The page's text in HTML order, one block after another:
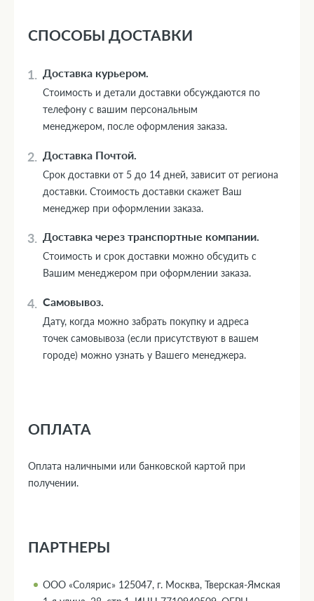
СПОСОБЫ ДОСТАВКИ
Доставка курьером.
Стоимость и детали доставки обсуждаются по
телефону с вашим персональным
менеджером, после оформления заказа.
Доставка Почтой.
Срок доставки от 5 до 14 дней, зависит от региона
доставки. Стоимость доставки скажет Ваш
менеджер при оформлении заказа.
Доставка через транспортные компании.
Стоимость и срок доставки можно обсудить с
Вашим менеджером при оформлении заказа.
Самовывоз.
Дату, когда можно забрать покупку и адреса
точек самовывоза (если присутствуют в вашем
городе) можно узнать у Вашего менеджера.
ОПЛАТА
Оплата наличными или банковской картой при
получении.
ПАРТНЕРЫ
ООО «Солярис» 125047, г. Москва, Тверская-Ямская